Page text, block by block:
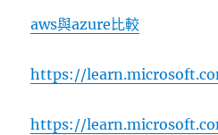
aws與azure比較
https://
https://